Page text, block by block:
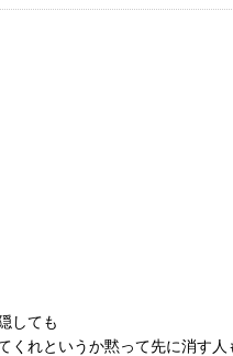
しても
くれというか黙って先に消す人